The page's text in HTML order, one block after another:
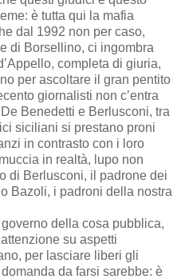
è tutta qui la mafia
dal 1992 non per caso,
di Borsellino, ci ingombra
completa di giuria,
per ascoltare il gran pentito
giornalisti non c’entra
Benedetti e Berlusconi, tra
siciliani si prestano proni
in contrasto con i loro
in realtà, lupo non
di Berlusconi, il padrone dei
Bazoli, i padroni della nostra
governo della cosa pubblica,
su aspetti
per lasciare liberi gli
da farsi sarebbe: è